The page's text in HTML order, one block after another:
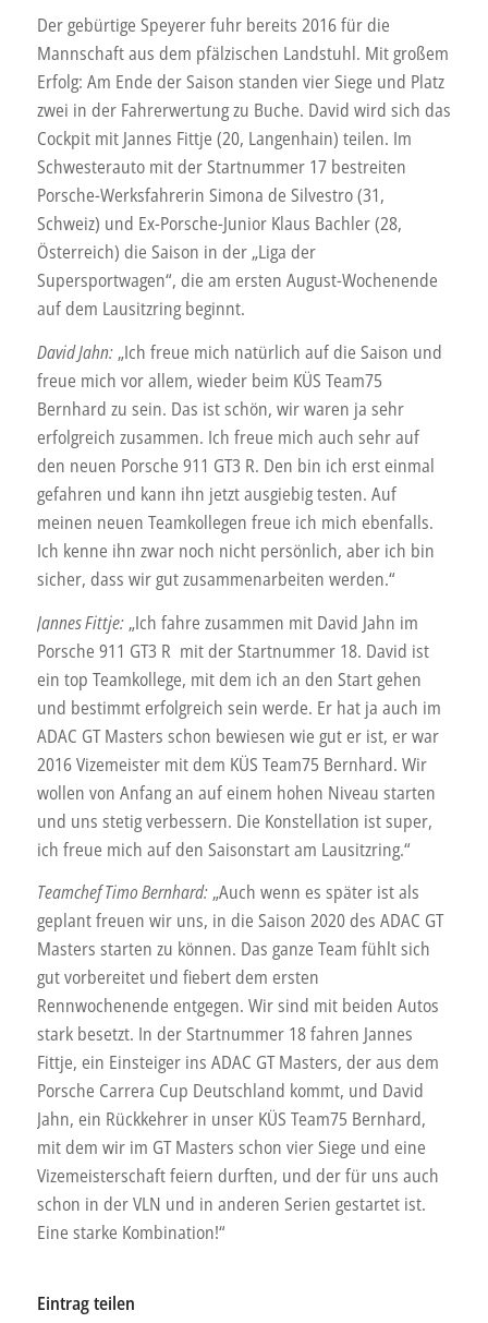
Der gebürtige Speyerer fuhr bereits 2016 für die
Mannschaft aus dem pfälzischen Landstuhl. Mit großem
Erfolg: Am Ende der Saison standen vier Siege und Platz
zwei in der Fahrerwertung zu Buche. David wird sich das
Cockpit mit Jannes Fittje (20, Langenhain) teilen. Im
Schwesterauto mit der Startnummer 17 bestreiten
Porsche-Werksfahrerin Simona de Silvestro (31,
Schweiz) und Ex-Porsche-Junior Klaus Bachler (28,
Österreich) die Saison in der „Liga der
Supersportwagen“, die am ersten August-Wochenende
auf dem Lausitzring beginnt.
David Jahn:„Ich freue mich natürlich auf die Saison und
freue mich vor allem, wieder beim KÜS Team75
Bernhard zu sein. Das ist schön, wir waren ja sehr
erfolgreich zusammen. Ich freue mich auch sehr auf
den neuen Porsche 911 GT3 R. Den bin ich erst einmal
gefahren und kann ihn jetzt ausgiebig testen. Auf
meinen neuen Teamkollegen freue ich mich ebenfalls.
Ich kenne ihn zwar noch nicht persönlich, aber ich bin
sicher, dass wir gut zusammenarbeiten werden.“
Jannes Fittje:„Ich fahre zusammen mit David Jahn im
Porsche 911 GT3 R mit der Startnummer 18. David ist
ein top Teamkollege, mit dem ich an den Start gehen
und bestimmt erfolgreich sein werde. Er hat ja auch im
ADAC GT Masters schon bewiesen wie gut er ist, er war
2016 Vizemeister mit dem KÜS Team75 Bernhard. Wir
wollen von Anfang an auf einem hohen Niveau starten
und uns stetig verbessern. Die Konstellation ist super,
ich freue mich auf den Saisonstart am Lausitzring.“
Teamchef Timo Bernhard:„Auch wenn es später ist als
geplant freuen wir uns, in die Saison 2020 des ADAC GT
Masters starten zu können. Das ganze Team fühlt sich
gut vorbereitet und fiebert dem ersten
Rennwochenende entgegen. Wir sind mit beiden Autos
stark besetzt. In der Startnummer 18 fahren Jannes
Fittje, ein Einsteiger ins ADAC GT Masters, der aus dem
Porsche Carrera Cup Deutschland kommt, und David
Jahn, ein Rückkehrer in unser KÜS Team75 Bernhard,
mit dem wir im GT Masters schon vier Siege und eine
Vizemeisterschaft feiern durften, und der für uns auch
schon in der VLN und in anderen Serien gestartet ist.
Eine starke Kombination!“
Eintrag teilen